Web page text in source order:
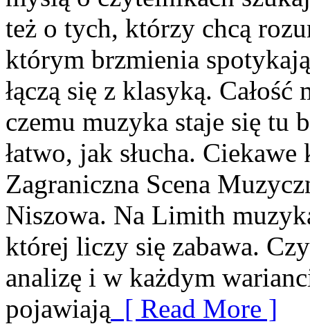
też o tych, którzy chcą
którym brzmienia
łączą się z klasyką.
czemu muzyka staje się tu
łatwo, jak słucha.
Zagraniczna Scena
Niszowa. Na Limith
której liczy się zabawa.
analizę i w każdym
pojawiają [ Read More ]